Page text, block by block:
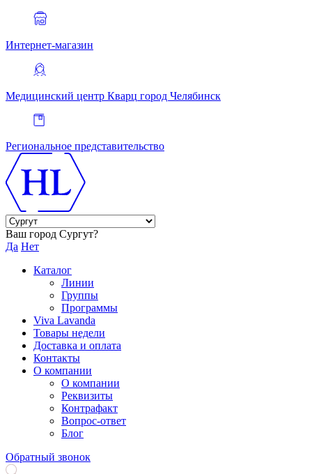
Интернет-магазин
Медицинский центр Кварц город Челябинск
Региональное представительство
Ваш город Сургут?
Да Нет
Каталог
Линии
Группы
Программы
Viva Lavanda
Товары недели
Доставка и оплата
Контакты
О компании
О компании
Реквизиты
Контрафакт
Вопрос-ответ
Блог
Обратный звонок